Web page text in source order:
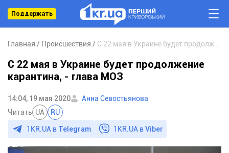
Поддержать
Главная Происшествия
С 22 мая в Украине будет продолжение
карантина, - глава МОЗ
14:04, 19 мая 2020
Анна Севостьянова
Читать UA RU
1KR.UA в Telegram 1KR.UA вViber